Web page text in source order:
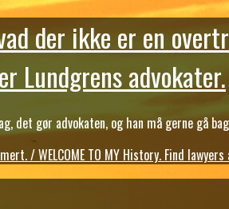
der ikke er en
Lundgrens advokater.
det gør advokaten, og han må gerne gå
/ WELCOME TO MY History. Find